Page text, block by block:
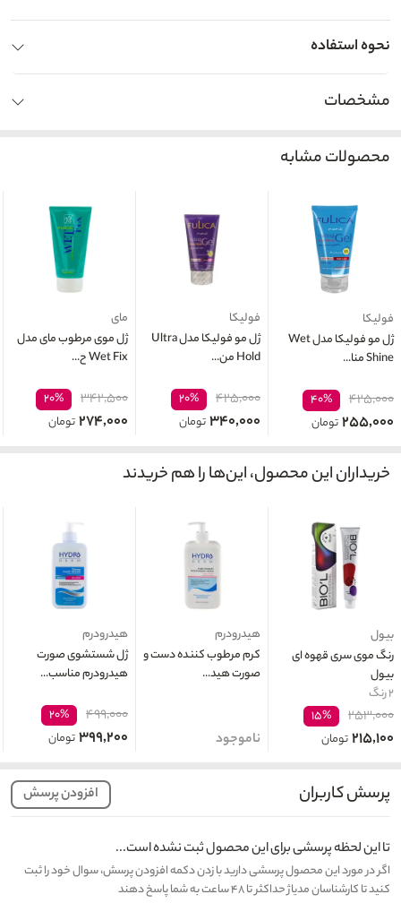
نحوه استفاده
مشخصات
محصولات مشابه
فولیکا
ژل مو فولیکا مدل Wet
Shine منا...
۴۲۵,۰۰۰ ۴۰%
۲۵۵,۰۰۰تومان
فولیکا
ژل مو فولیکا مدل Ultra
Hold من...
۴۲۵,۰۰۰ ۲۰%
۳۴۰,۰۰۰تومان
مای
ژل موی مرطوب مای مدل
Wet Fix ح...
۳۴۲,۵۰۰ ۲۰%
۲۷۴,۰۰۰تومان
خریداران این محصول، این‌ها را هم خریدند
بیول
رنگ موی سری قهوه ای
بیول
۲ رنگ
۲۵۳,۰۰۰ ۱۵%
۲۱۵,۱۰۰تومان
هیدرودرم
کرم مرطوب کننده دست و
صورت هید...
ناموجود
هیدرودرم
ژل شستشوی صورت
هیدرودرم مناسب...
۴۹۹,۰۰۰ ۲۰%
۳۹۹,۲۰۰تومان
پرسش کاربران افزودن پرسش
تا این لحظه پرسشی برای این محصول ثبت نشده است...
اگر در مورد این محصول پرسشی دارید با زدن دکمه افزودن پرسش، سوال خود را ثبت
کنید تا کارشناسان مدیاژ حداکثر تا ۴۸ ساعت به شما پاسخ دهند